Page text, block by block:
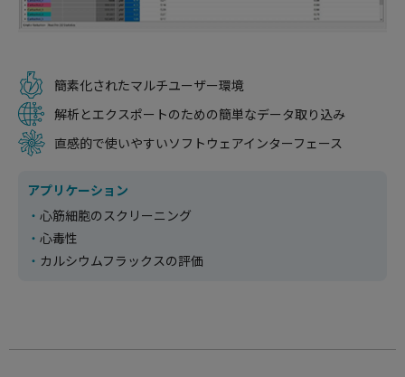
簡素化されたマルチユーザー環境
解析とエクスポートのための簡単なデータ取り込み
直感的で使いやすいソフトウェアインターフェース
アプリケーション
心筋細胞のスクリーニング
心毒性
カルシウムフラックスの評価